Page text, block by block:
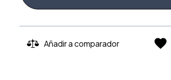
Añadir a comparador